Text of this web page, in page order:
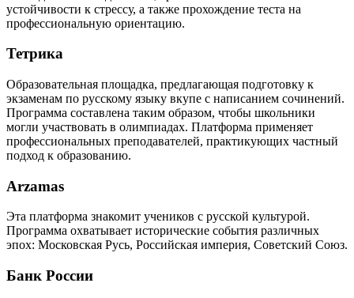
устойчивости к стрессу, а также прохождение теста на
профессиональную ориентацию.
Тетрика
Образовательная площадка, предлагающая подготовку к
экзаменам по русскому языку вкупе с написанием сочинений.
Программа составлена таким образом, чтобы школьники
могли участвовать в олимпиадах. Платформа применяет
профессиональных преподавателей, практикующих частный
подход к образованию.
Arzamas
Эта платформа знакомит учеников с русской культурой.
Программа охватывает исторические события различных
эпох: Московская Русь, Российская империя, Советский Союз.
Банк России